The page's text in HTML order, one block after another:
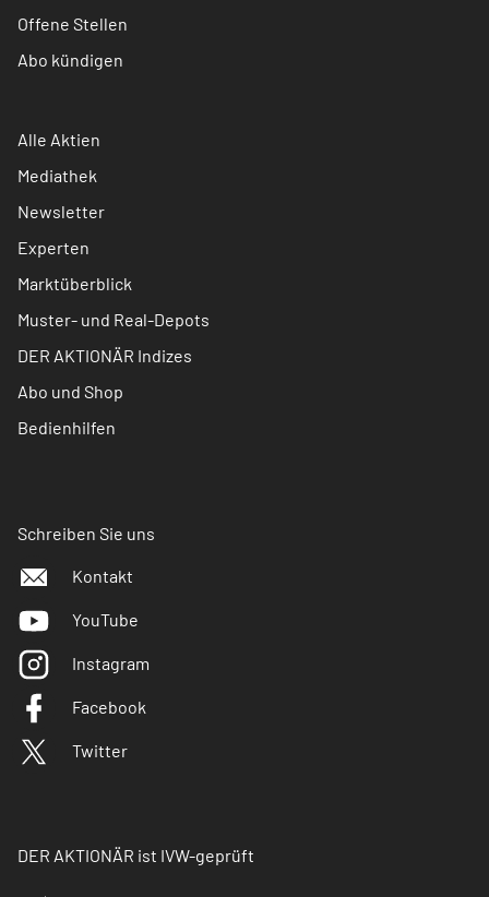
Offene Stellen
Abo kündigen
Alle Aktien
Mediathek
Newsletter
Experten
Marktüberblick
Muster- und Real-Depots
DER AKTIONÄR Indizes
Abo und Shop
Bedienhilfen
Schreiben Sie uns
Kontakt
YouTube
Instagram
Facebook
Twitter
DER AKTIONÄR ist IVW-geprüft